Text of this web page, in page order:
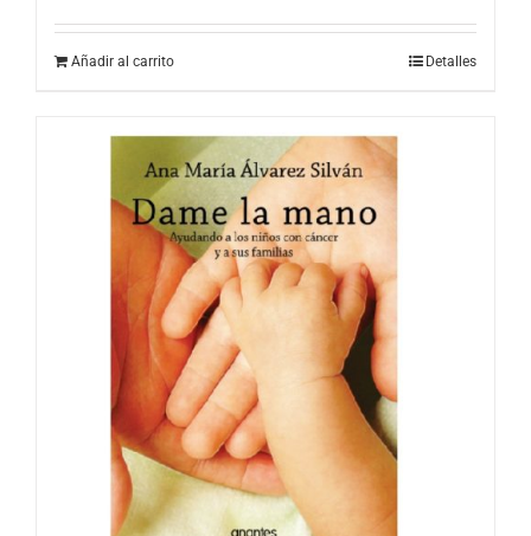
Añadir al carrito Detalles